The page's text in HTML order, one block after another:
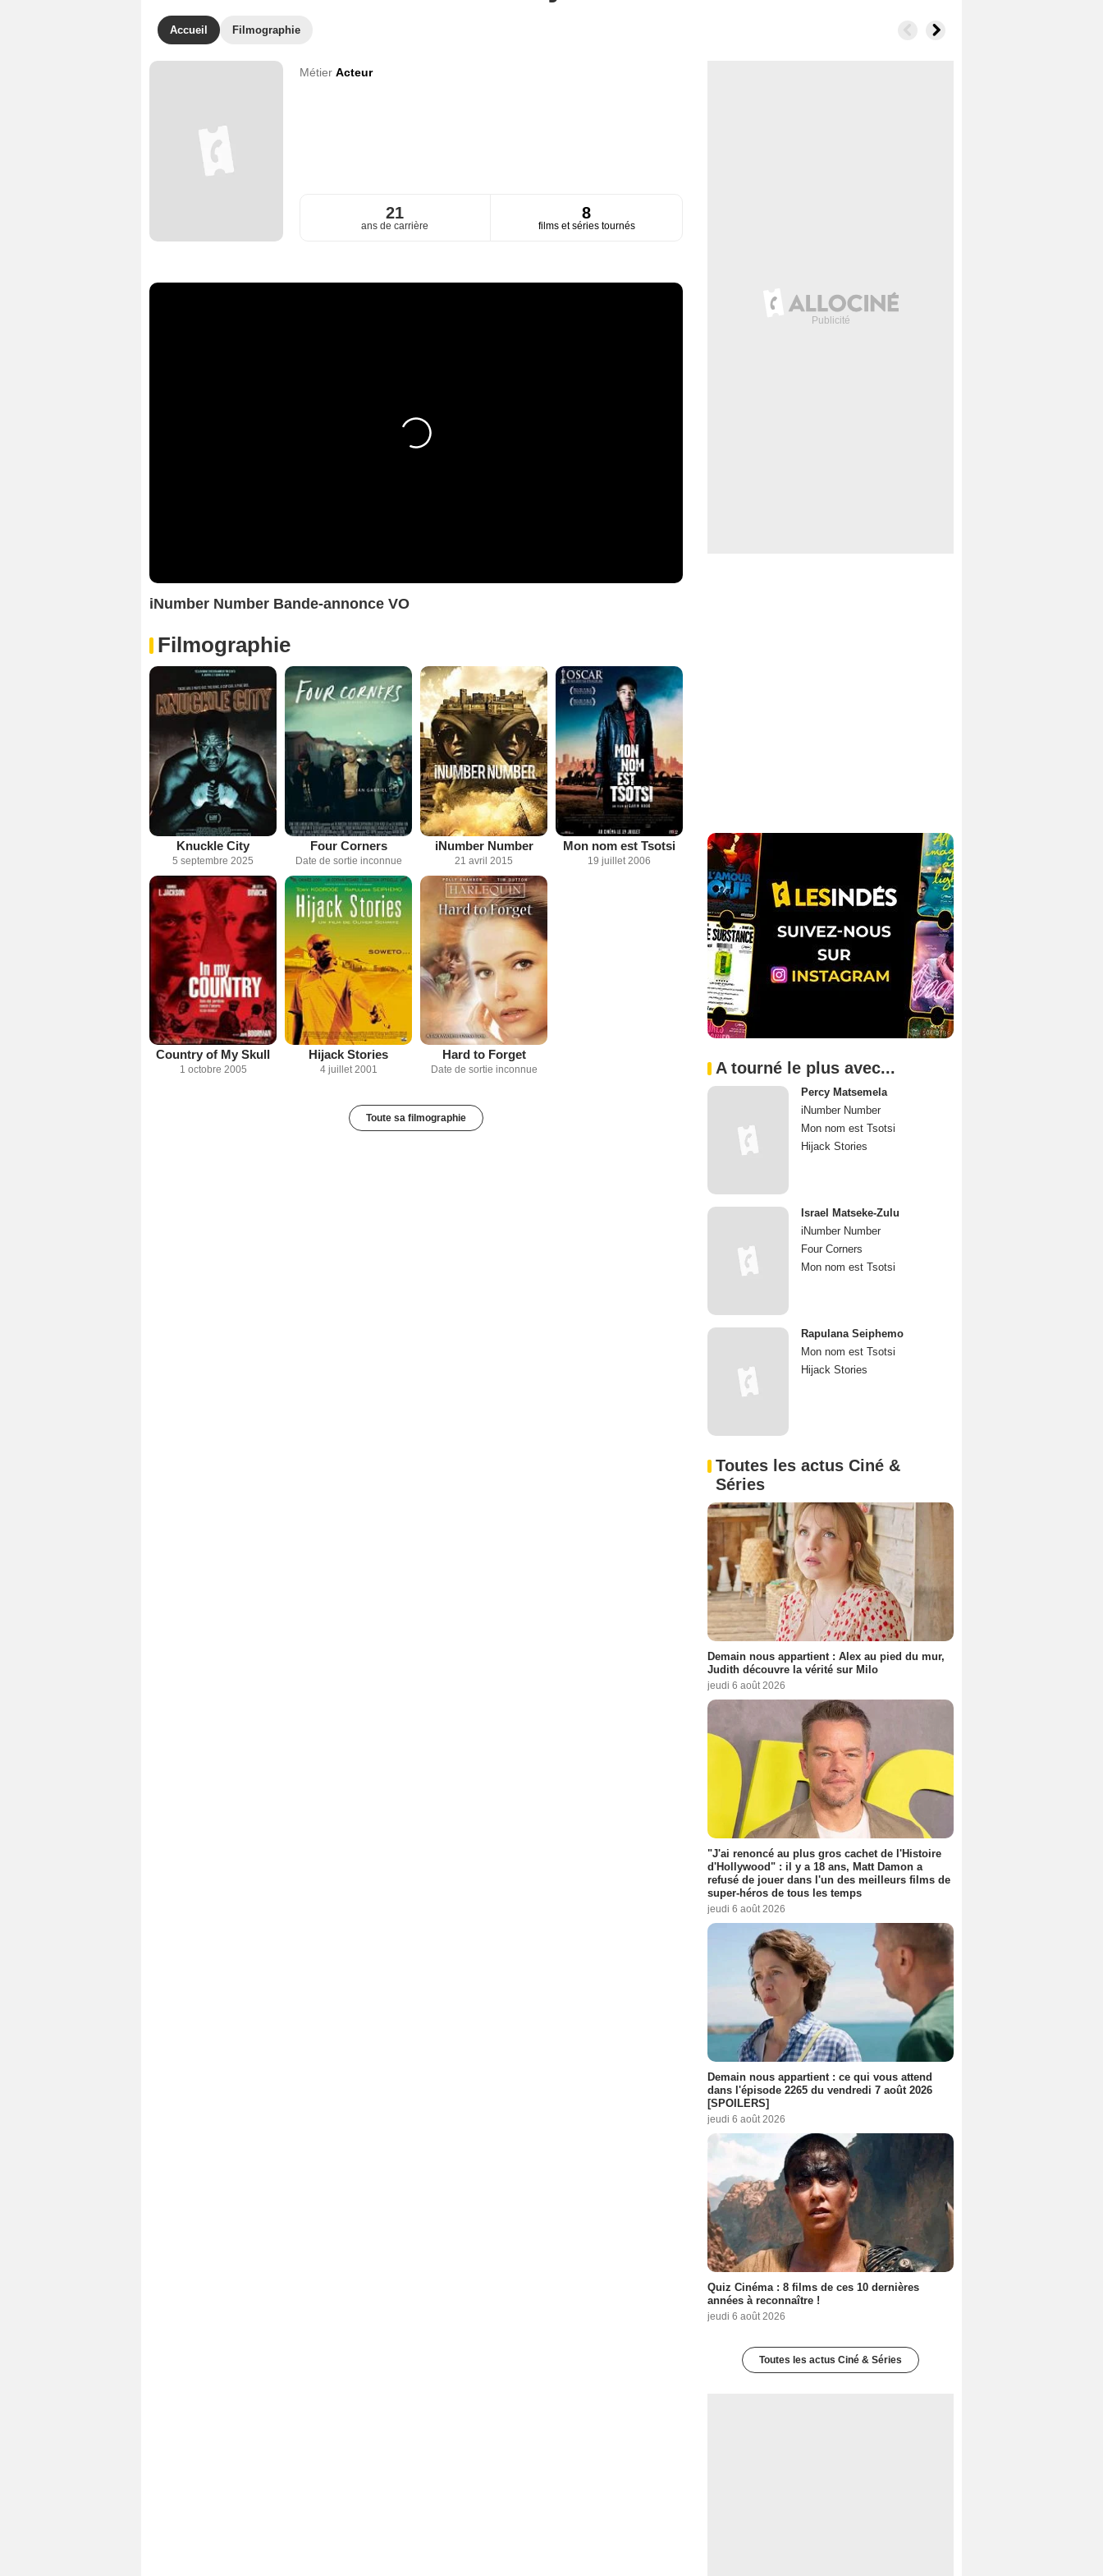
Accueil Filmographie
Métier Acteur
21
ans de carrière
8
films et séries tournés
iNumber Number Bande-annonce VO
Filmographie
Knuckle City
5 septembre 2025
Four Corners
Date de sortie inconnue
iNumber Number
21 avril 2015
Mon nom est Tsotsi
19 juillet 2006
Country of My Skull
1 octobre 2005
Hijack Stories
4 juillet 2001
Hard to Forget
Date de sortie inconnue
Toute sa filmographie
A tourné le plus avec...
Percy Matsemela
iNumber Number
Mon nom est Tsotsi
Hijack Stories
Israel Matseke-Zulu
iNumber Number
Four Corners
Mon nom est Tsotsi
Rapulana Seiphemo
Mon nom est Tsotsi
Hijack Stories
Toutes les actus Ciné &
Séries
Demain nous appartient : Alex au pied du mur,
Judith découvre la vérité sur Milo
jeudi 6 août 2026
"J'ai renoncé au plus gros cachet de l'Histoire
d'Hollywood" : il y a 18 ans, Matt Damon a
refusé de jouer dans l'un des meilleurs films de
super-héros de tous les temps
jeudi 6 août 2026
Demain nous appartient : ce qui vous attend
dans l'épisode 2265 du vendredi 7 août 2026
[SPOILERS]
jeudi 6 août 2026
Quiz Cinéma : 8 films de ces 10 dernières
années à reconnaître !
jeudi 6 août 2026
Toutes les actus Ciné & Séries